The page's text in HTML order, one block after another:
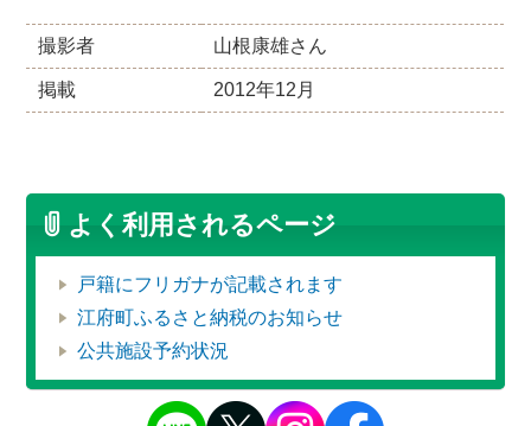
撮影者 山根康雄さん
掲載 2012年12月
よく利用されるページ
戸籍にフリガナが記載されます
江府町ふるさと納税のお知らせ
公共施設予約状況